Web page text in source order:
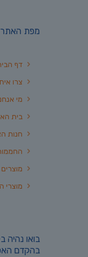
מפת האתר
דף
צרו
מי
בית
חנות
מוצרי
בואו נהיה
בהקדם